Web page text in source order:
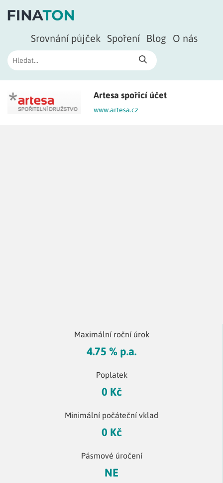
Srovnání půjček Spoření Blog O nás
Artesa spořicí účet
www.artesa.cz
Maximální roční úrok
4.75 % p.a.
Poplatek
0 Kč
Minimální počáteční vklad
0 Kč
Pásmové úročení
NE